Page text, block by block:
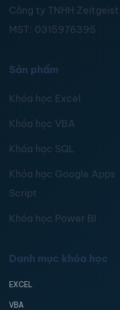
Công ty TNHH Zeitgeist
MST: 0315976395
Sản phẩm
Khóa học Excel
Khóa học VBA
Khóa học SQL
Khóa học Google Apps
Script
Khóa học Power BI
Danh mục khóa học
EXCEL
VBA